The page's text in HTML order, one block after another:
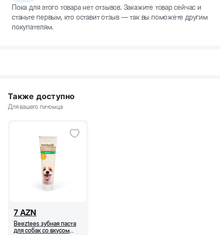
Пока для этого товара нет отзывов. Закажите товар сейчас и
станьте первым, кто оставит отзыв — так вы поможете другим
покупателям.
Также доступно
Для вашего питомца
7 AZN
Beeztees зубная паста
для собак со вкусом